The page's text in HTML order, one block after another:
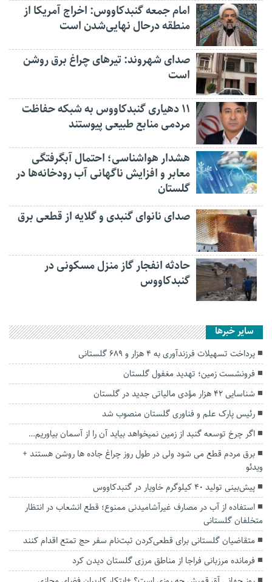
امام جمعه گنبدکاووس: اخراج آمریکا از
منطقه درحال نهایی‌شدن است
صدای شهروند: تیرهای چراغ برق روشن
است
۱۱ دهیاری گنبدکاووس به شبکه حفاظت
مردمی منابع طبیعی پیوستند
هشدار هواشناسی؛ احتمال آبگرفتگی
معابر و افزایش ناگهانی آب رودخانه‌ها در
گلستان
صدای نانوای گنبدی و گلایه از قطعی برق
حادثه انفجار گاز منزل مسکونی در
گنبدکاووس
سایر خبرها
پرداخت تسهیلات فرزندآوری به ۴ هزار و ۶۸۹ گلستانی
فرونشست زمین؛ تهدید مغفول گلستان
شناسایی ۴۲ هزار مؤدی مالیاتی جدید در گلستان
رئیس پارک علم و فناوری گلستان منصوب شد
اگر چرخ توسعه گنبد از زمین نمیخواهد بیاید آن را از آسمان بیاوریم…
برق مردم قطع می شود ولی در طول روز چراغ جاده ها روشن هستند +
ویدئو
پیش‌بینی تولید ۴۰ کیلوگرم خاویار در گنبدکاووس
استفاده از آب در مصارف غیرآشامیدنی ممنوع؛ قطع انشعاب در انتظار
متخلفان گلستانی
متقاضیان گلستانی برای قطعی‌کردن ثبت‌نام سفر حج تمتع اقدام کنند
فرمانده مرزبانی فراجا از مناطق مرزی گلستان دیدن کرد